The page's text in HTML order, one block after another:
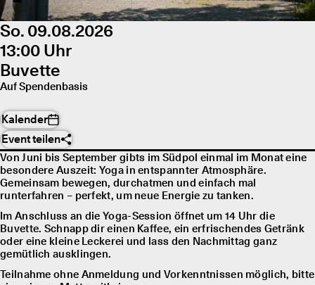
So. 09.08.2026
13:00 Uhr
Buvette
Auf Spendenbasis
Kalender
Event teilen
Von Juni bis September gibts im Südpol einmal im Monat eine
besondere Auszeit: Yoga in entspannter Atmosphäre.
Gemeinsam bewegen, durchatmen und einfach mal
runterfahren – perfekt, um neue Energie zu tanken.
Im Anschluss an die Yoga-Session öffnet um 14 Uhr die
Buvette. Schnapp dir einen Kaffee, ein erfrischendes Getränk
oder eine kleine Leckerei und lass den Nachmittag ganz
gemütlich ausklingen.
Teilnahme ohne Anmeldung und Vorkenntnissen möglich, bitte